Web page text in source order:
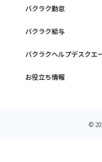
バクラク勤怠
バクラク給与
バクラクヘルプデスクエ
お役立ち情報
©